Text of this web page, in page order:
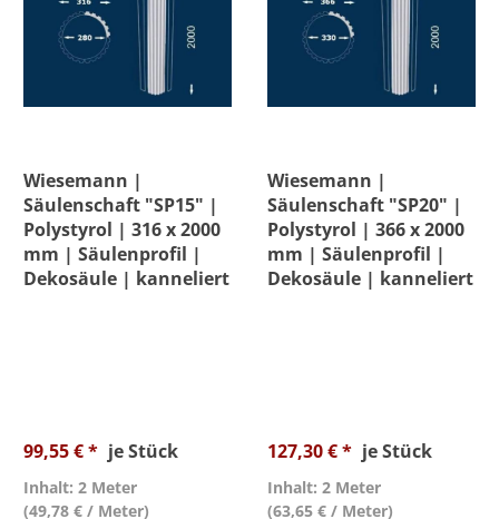
Wiesemann |
Säulenschaft "SP15" |
Polystyrol | 316 x 2000
mm | Säulenprofil |
Dekosäule | kanneliert
99,55 € * je Stück
Inhalt: 2 Meter
(49,78 € / Meter)
Wiesemann |
Säulenschaft "SP20" |
Polystyrol | 366 x 2000
mm | Säulenprofil |
Dekosäule | kanneliert
127,30 € * je Stück
Inhalt: 2 Meter
(63,65 € / Meter)